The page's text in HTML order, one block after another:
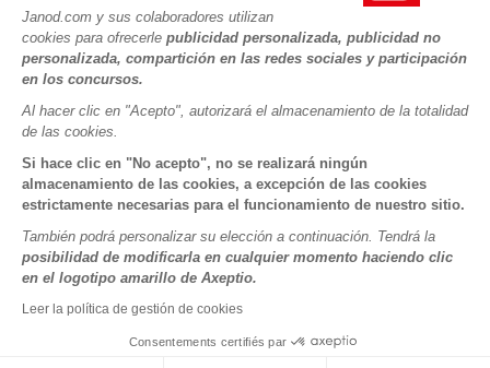
Janod.com y sus colaboradores utilizan
cookies para ofrecerle publicidad personalizada, publicidad no
personalizada, compartición en las redes sociales y participación
en los concursos.
Al hacer clic en "Acepto", autorizará el almacenamiento de la totalidad
de las cookies.
Si hace clic en "No acepto", no se realizará ningún
almacenamiento de las cookies, a excepción de las cookies
estrictamente necesarias para el funcionamiento de nuestro sitio.
También podrá personalizar su elección a continuación. Tendrá la
posibilidad de modificarla en cualquier momento haciendo clic
en el logotipo amarillo de Axeptio.
Leer la política de gestión de cookies
Consentements certifiés par
Datos personales
Cookies
Condiciones de las ofertas
Condiciones de uso #YesJanod
¿Qué es FSC®?
Pago seguro
Métodos de envío
Vídeos
Reglas del juego y manuales
Piezas sueltas
Actividades infantiles para descargar
PROFESIONAL
SÍGUENOS
Copyright © 2026 Janod - Todos los derechos reservados -